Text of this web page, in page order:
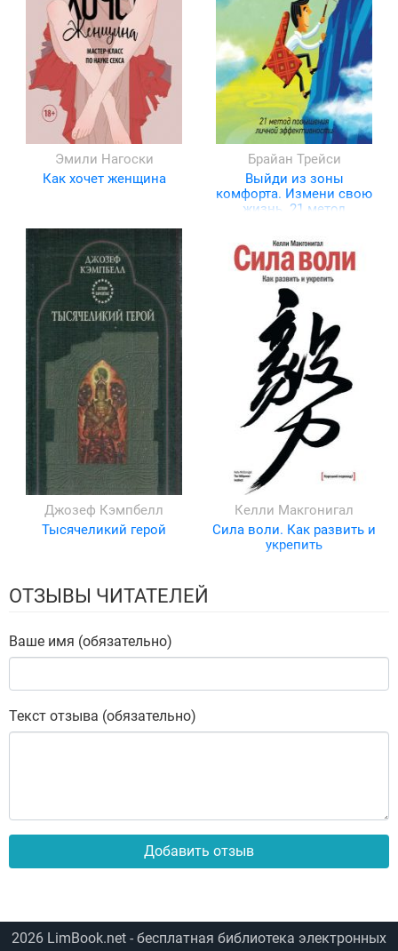
Эмили Нагоски
Как хочет женщина
Брайан Трейси
Выйди из зоны
комфорта. Измени свою
жизнь. 21 метод
эффективности
Джозеф Кэмпбелл
Тысячеликий герой
Келли Макгонигал
Сила воли. Как развить и
укрепить
ОТЗЫВЫ ЧИТАТЕЛЕЙ
Ваше имя (обязательно)
Текст отзыва (обязательно)
Добавить отзыв
2026 LimBook.net - бесплатная библиотека электронных